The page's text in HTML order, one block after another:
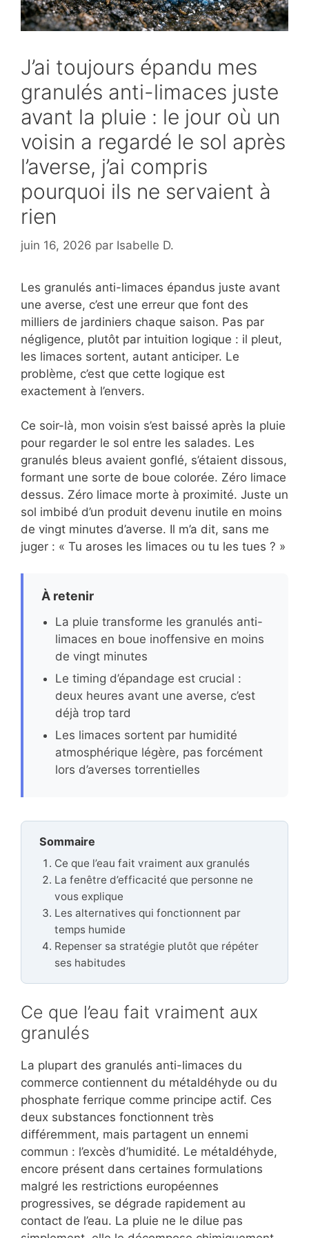
J’ai toujours épandu mes
granulés anti-limaces juste
avant la pluie : le jour où un
voisin a regardé le sol après
l’averse, j’ai compris
pourquoi ils ne servaient à
rien
juin 16, 2026 par Isabelle D.
Les granulés anti-limaces épandus juste avant
une averse, c’est une erreur que font des
milliers de jardiniers chaque saison. Pas par
négligence, plutôt par intuition logique : il pleut,
les limaces sortent, autant anticiper. Le
problème, c’est que cette logique est
exactement à l’envers.
Ce soir-là, mon voisin s’est baissé après la pluie
pour regarder le sol entre les salades. Les
granulés bleus avaient gonflé, s’étaient dissous,
formant une sorte de boue colorée. Zéro limace
dessus. Zéro limace morte à proximité. Juste un
sol imbibé d’un produit devenu inutile en moins
de vingt minutes d’averse. Il m’a dit, sans me
juger : « Tu aroses les limaces ou tu les tues ? »
À retenir
La pluie transforme les granulés anti-
limaces en boue inoffensive en moins
de vingt minutes
Le timing d’épandage est crucial :
deux heures avant une averse, c’est
déjà trop tard
Les limaces sortent par humidité
atmosphérique légère, pas forcément
lors d’averses torrentielles
Sommaire
Ce que l’eau fait vraiment aux granulés
La fenêtre d’efficacité que personne ne
vous explique
Les alternatives qui fonctionnent par
temps humide
Repenser sa stratégie plutôt que répéter
ses habitudes
Ce que l’eau fait vraiment aux
granulés
La plupart des granulés anti-limaces du
commerce contiennent du métaldéhyde ou du
phosphate ferrique comme principe actif. Ces
deux substances fonctionnent très
différemment, mais partagent un ennemi
commun : l’excès d’humidité. Le métaldéhyde,
encore présent dans certaines formulations
malgré les restrictions européennes
progressives, se dégrade rapidement au
contact de l’eau. La pluie ne le dilue pas